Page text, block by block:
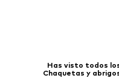
Has visto todos
Chaquetas y